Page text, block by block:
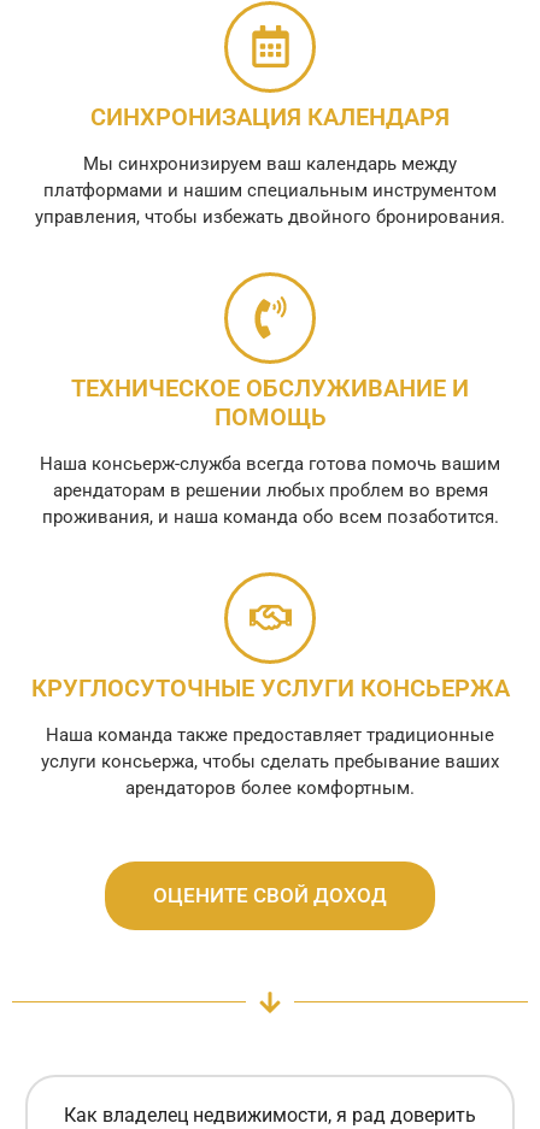
СИНХРОНИЗАЦИЯ КАЛЕНДАРЯ
Мы синхронизируем ваш календарь между
платформами и нашим специальным инструментом
управления, чтобы избежать двойного бронирования.
ТЕХНИЧЕСКОЕ ОБСЛУЖИВАНИЕ И
ПОМОЩЬ
Наша консьерж-служба всегда готова помочь вашим
арендаторам в решении любых проблем во время
проживания, и наша команда обо всем позаботится.
КРУГЛОСУТОЧНЫЕ УСЛУГИ КОНСЬЕРЖА
Наша команда также предоставляет традиционные
услуги консьержа, чтобы сделать пребывание ваших
арендаторов более комфортным.
ОЦЕНИТЕ СВОЙ ДОХОД
Как владелец недвижимости, я рад доверить